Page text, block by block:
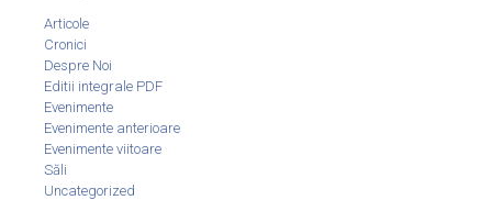
Articole
Cronici
Despre Noi
Editii integrale PDF
Evenimente
Evenimente anterioare
Evenimente viitoare
Săli
Uncategorized